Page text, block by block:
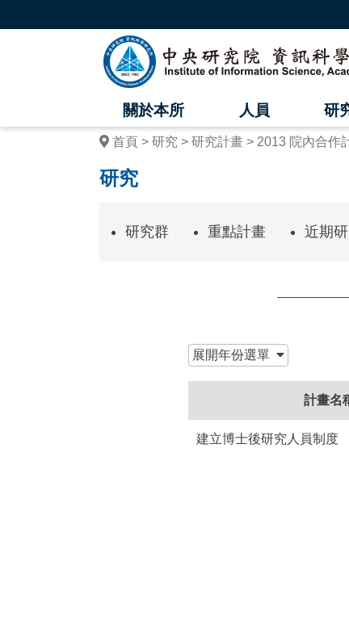
中
央
研
究
資
關於本所 人員 研
首頁 研究 研究計畫 2013 院內合作
研究
研究群 重點計畫 近期
展開年份選單
計畫名
建立博士後研究人員制度